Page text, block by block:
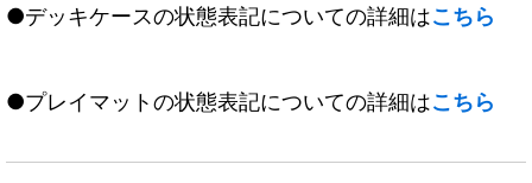
●デッキケースの状態表記についての詳細はこちら
●プレイマットの状態表記についての詳細はこちら